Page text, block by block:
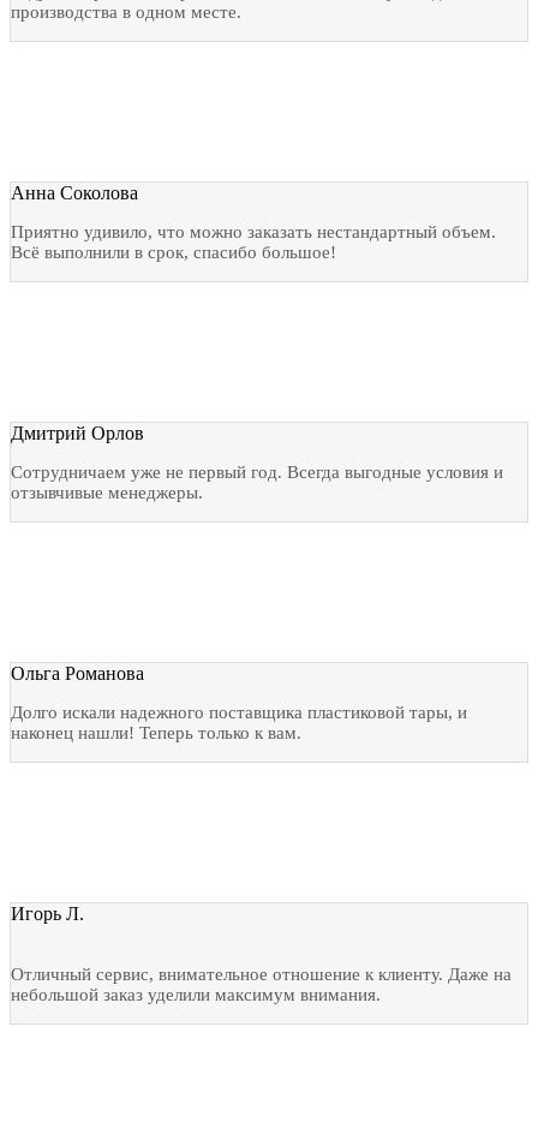
производства в одном месте.
Анна Соколова
Приятно удивило, что можно заказать нестандартный объем.
Всё выполнили в срок, спасибо большое!
Дмитрий Орлов
Сотрудничаем уже не первый год. Всегда выгодные условия и
отзывчивые менеджеры.
Ольга Романова
Долго искали надежного поставщика пластиковой тары, и
наконец нашли! Теперь только к вам.
Игорь Л.
Отличный сервис, внимательное отношение к клиенту. Даже на
небольшой заказ уделили максимум внимания.